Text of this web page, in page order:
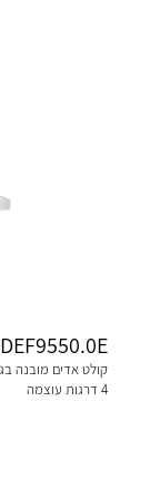
DEF9550.0E
4 דרגות עוצמה